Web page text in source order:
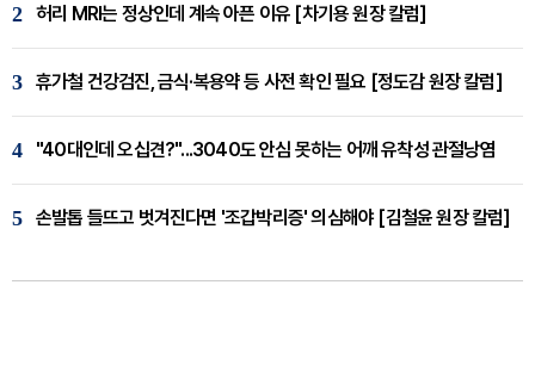
2 허리 MRI는 정상인데 계속 아픈 이유 [차기용 원장 칼럼]
3 휴가철 건강검진, 금식·복용약 등 사전 확인 필요 [정도감 원장 칼럼]
4 "40대인데 오십견?"...3040도 안심 못하는 어깨 유착성 관절낭염
5 손발톱 들뜨고 벗겨진다면 '조갑박리증' 의심해야 [김철윤 원장 칼럼]